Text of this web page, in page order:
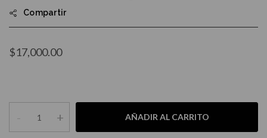
of
the
gallery
Compartir
$17,000.00
- + AÑADIR AL CARRITO